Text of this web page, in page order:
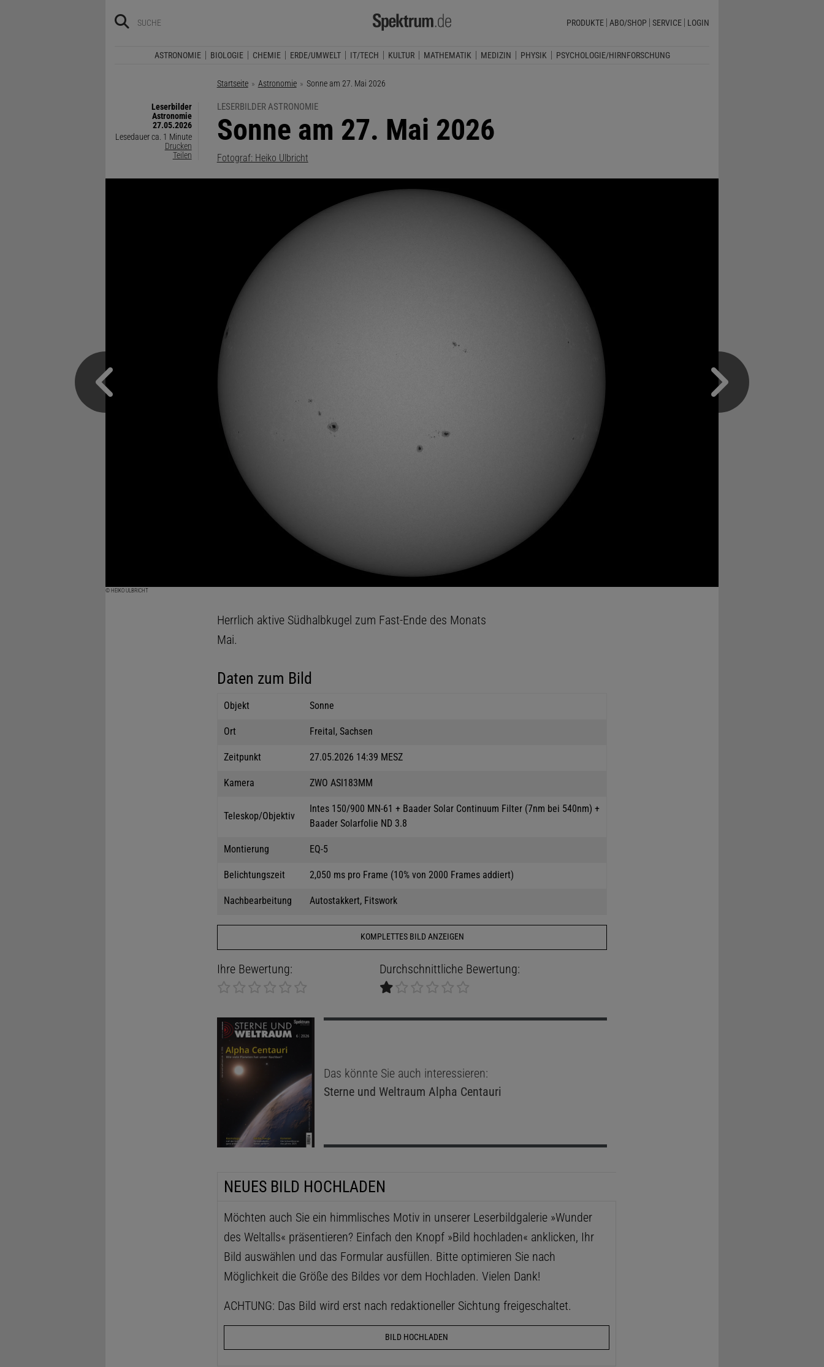
PRODUKTE ABO/SHOP SERVICE LOGIN
ASTRONOMIE BIOLOGIE CHEMIE ERDE/UMWELT IT/TECH KULTUR MATHEMATIK MEDIZIN PHYSIK PSYCHOLOGIE/HIRNFORSCHUNG
Startseite Astronomie Aktuelle Seite:
Sonne am 27. Mai 2026
Leserbilder
Astronomie
27.05.2026
Lesedauer ca. 1 Minute
Drucken
Teilen
LESERBILDER ASTRONOMIE
:
Sonne am 27. Mai 2026
Fotograf: Heiko Ulbricht
© HEIKO ULBRICHT
Herrlich aktive Südhalbkugel zum Fast-Ende des Monats
Mai.
Daten zum Bild
Objekt Sonne
Ort Freital, Sachsen
Zeitpunkt 27.05.2026 14:39 MESZ
Kamera ZWO ASI183MM
Teleskop/Objektiv
Intes 150/900 MN-61 + Baader Solar Continuum Filter (7nm bei 540nm) +
Baader Solarfolie ND 3.8
Montierung EQ-5
Belichtungszeit 2,050 ms pro Frame (10% von 2000 Frames addiert)
Nachbearbeitung Autostakkert, Fitswork
KOMPLETTES BILD ANZEIGEN
Ihre Bewertung: Durchschnittliche Bewertung:
Das könnte Sie auch interessieren:
Sterne und Weltraum Alpha Centauri
NEUES BILD HOCHLADEN
Möchten auch Sie ein himmlisches Motiv in unserer Leserbildgalerie »Wunder
des Weltalls« präsentieren? Einfach den Knopf »Bild hochladen« anklicken, Ihr
Bild auswählen und das Formular ausfüllen. Bitte optimieren Sie nach
Möglichkeit die Größe des Bildes vor dem Hochladen. Vielen Dank!
ACHTUNG: Das Bild wird erst nach redaktioneller Sichtung freigeschaltet.
BILD HOCHLADEN